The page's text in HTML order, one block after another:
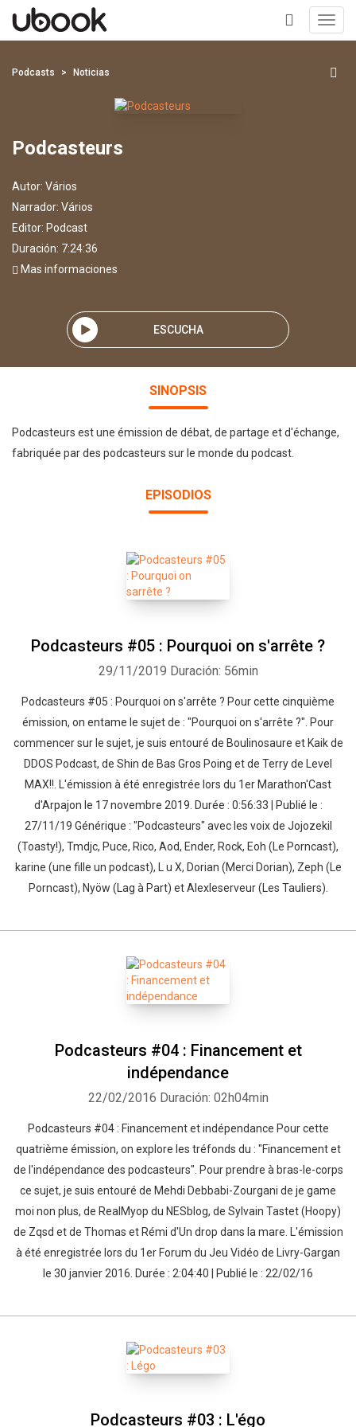
+
Podcasts Noticias
Podcasteurs
Autor: Vários
Narrador: Vários
Editor: Podcast
Duración: 7:24:36
Mas informaciones
ESCUCHA
SINOPSIS
Podcasteurs est une émission de débat, de partage et d'échange,
fabriquée par des podcasteurs sur le monde du podcast.
EPISODIOS
Podcasteurs #05 : Pourquoi on s'arrête ?
29/11/2019 Duración: 56min
Podcasteurs #05 : Pourquoi on s'arrête ? Pour cette cinquième
émission, on entame le sujet de : "Pourquoi on s'arrête ?". Pour
commencer sur le sujet, je suis entouré de Boulinosaure et Kaik de
DDOS Podcast, de Shin de Bas Gros Poing et de Terry de Level
MAX!!. L'émission à été enregistrée lors du 1er Marathon'Cast
d'Arpajon le 17 novembre 2019. Durée : 0:56:33 | Publié le :
27/11/19 Générique : "Podcasteurs" avec les voix de Jojozekil
(Toasty!), Tmdjc, Puce, Rico, Aod, Ender, Rock, Eoh (Le Porncast),
karine (une fille un podcast), L u X, Dorian (Merci Dorian), Zeph (Le
Porncast), Nyöw (Lag à Part) et Alexleserveur (Les Tauliers).
Podcasteurs #04 : Financement et
indépendance
22/02/2016 Duración: 02h04min
Podcasteurs #04 : Financement et indépendance Pour cette
quatrième émission, on explore les tréfonds du : "Financement et
de l'indépendance des podcasteurs". Pour prendre à bras-le-corps
ce sujet, je suis entouré de Mehdi Debbabi-Zourgani de je game
moi non plus, de RealMyop du NESblog, de Sylvain Tastet (Hoopy)
de Zqsd et de Thomas et Rémi d'Un drop dans la mare. L'émission
à été enregistrée lors du 1er Forum du Jeu Vidéo de Livry-Gargan
le 30 janvier 2016. Durée : 2:04:40 | Publié le : 22/02/16
Podcasteurs #03 : L'égo